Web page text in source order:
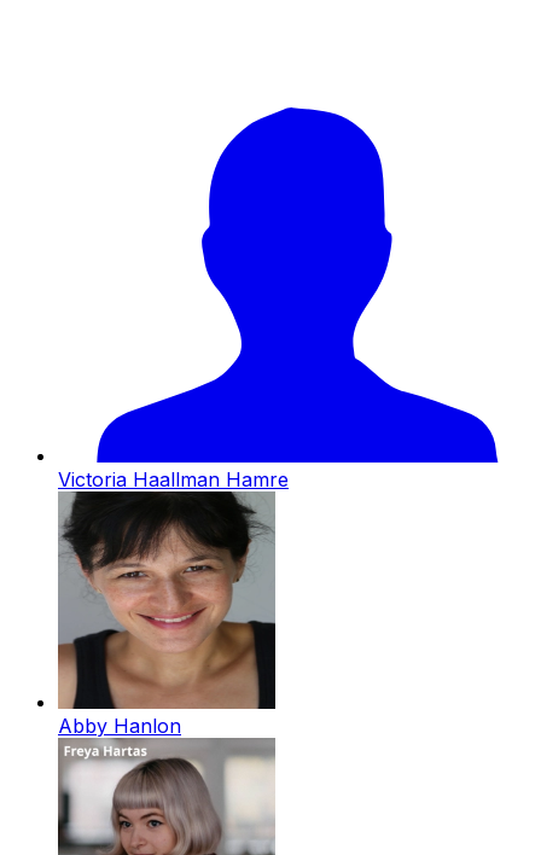
Victoria Haallman Hamre
Abby Hanlon